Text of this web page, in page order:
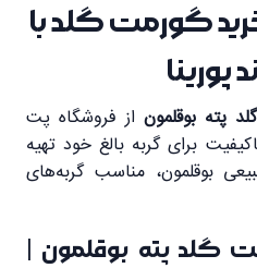
گورمت گلد با
پته بوقلمون از فروشگاه پت
برای گربه بالغ خود تهیه
بوقلمون، مناسب گربه‌های
گلد پته بوقلمون |